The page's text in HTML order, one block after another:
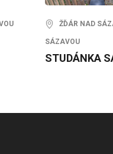
ŽĎÁR NAD
SÁZAVOU
STUDÁNKA